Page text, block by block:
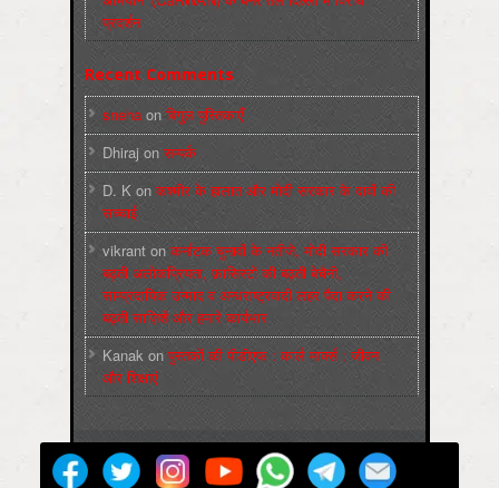
प्रदर्शन
Recent Comments
sneha on बिगुल पुस्तिकाएँ
Dhiraj on सम्पर्क
D. K on कश्मीर के हालात और मोदी सरकार के दावों की
सच्चाई
vikrant onकर्नाटक चुनावों के नतीजे, मोदी सरकार की
बढ़ती अलोकप्रियता, फ़ासिस्टों की बढ़ती बेचैनी,
साम्प्रदायिक उन्माद व अन्धराष्ट्रवादी लहर पैदा करने की
बढ़ती साज़िशें और हमारे कार्यभार
Kanak onपुस्‍तकों की पीडीएफ : कार्ल मार्क्‍स : जीवन
और शिक्षाएं
मज़दूर बिगुल Powered by
WordPress
Max Magazine Theme was created by